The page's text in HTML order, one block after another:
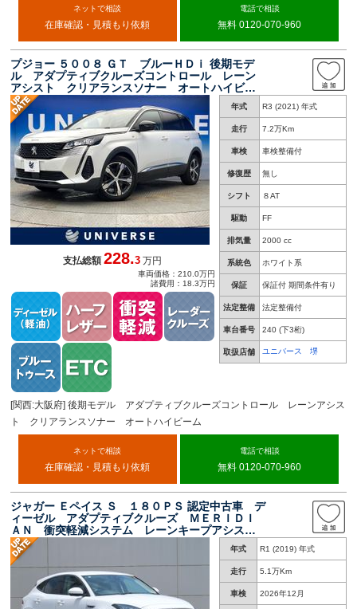
ネットで相談
在庫確認・見積もり依頼
電話で相談
無料 0120-070-960
プジョー ５００８ ＧＴ ブルーＨＤｉ 後期モデ
ル アダプティブクルーズコントロール レーン
アシスト クリアランスソナー オートハイビー
ム ＬＥＤヘッドライト 前席パワーシート 前
席シートヒーター 純正ナビ バックカメラ 電
動リアゲート
年式 R3 (2021) 年式
走行 7.2万Km
車検 車検整備付
修復歴 無し
シフト ８AT
駆動 FF
排気量 2000 cc
系統色 ホワイト系
保証 保証付 期間条件有り
法定整備 法定整備付
車台番号 240 (下3桁)
取扱店舗 ユニバース 堺
支払総額228.3 万円
車両価格：210.0万円
諸費用：18.3万円
[関西:大阪府] 後期モデル アダプティブクルーズコントロール レーンアシス
ト クリアランスソナー オートハイビーム
ネットで相談
在庫確認・見積もり依頼
電話で相談
無料 0120-070-960
ジャガー Ｅペイス Ｓ １８０ＰＳ 認定中古車 デ
ィーゼル アダプティブクルーズ ＭＥＲＩＤＩ
ＡＮ 衝突軽減システム レーンキープアシス
ト ブラインドスポット パワーテールゲート
全周囲カメラ シートヒーター 純正２０インチ
アルミ
年式 R1 (2019) 年式
走行 5.1万Km
車検 2026年12月